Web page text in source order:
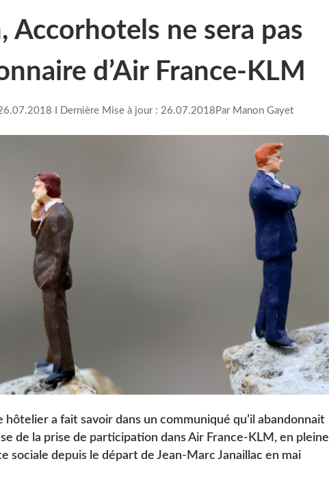
Accorhotels ne sera pas
d’Air France-KLM
I Dernière Mise à jour : 26.07.2018 Par Manon Gayet
hôtelier a fait savoir dans un communiqué qu’il abandonnait
de la prise de participation dans Air France-KLM, en pleine
sociale depuis le départ de Jean-Marc Janaillac en mai